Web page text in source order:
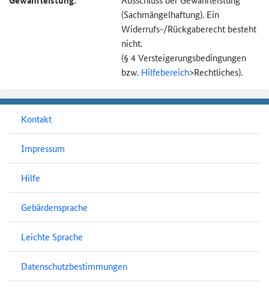
(Sachmängel­haftung). Ein
Widerrufs-/Rückgaberecht besteht
nicht.
(§ 4 Versteigerungs­bedingungen
bzw. Hilfebereich>Rechtliches).
Kontakt
Impressum
Hilfe
Gebärdensprache
Leichte Sprache
Datenschutzbestimmungen